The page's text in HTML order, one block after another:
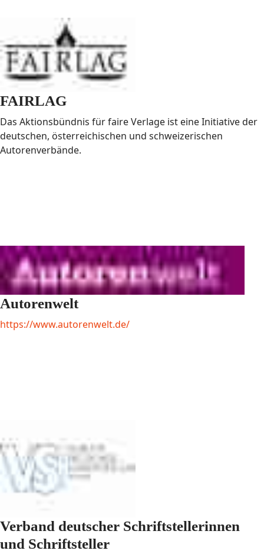
FAIRLAG
Das Aktionsbündnis für faire Verlage ist eine Initiative der
deutschen, österreichischen und schweizerischen
Autorenverbände.
Autorenwelt
https://www.autorenwelt.de/
Verband deutscher Schriftstellerinnen
und Schriftsteller